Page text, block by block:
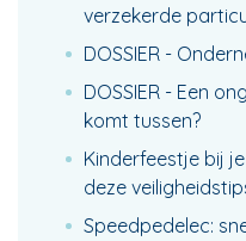
verzekerde
DOSSIER -
DOSSIER - Een
komt tussen?
Kinderfeestje bij
deze
Speedpedelec: